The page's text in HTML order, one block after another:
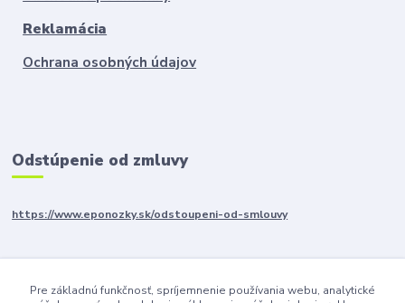
Reklamácia
Ochrana osobných údajov
Odstúpenie od zmluvy
https://www.eponozky.sk/odstoupeni-od-smlouvy
Pre základnú funkčnosť, spríjemnenie používania webu, analytické